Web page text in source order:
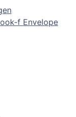
f Envelope